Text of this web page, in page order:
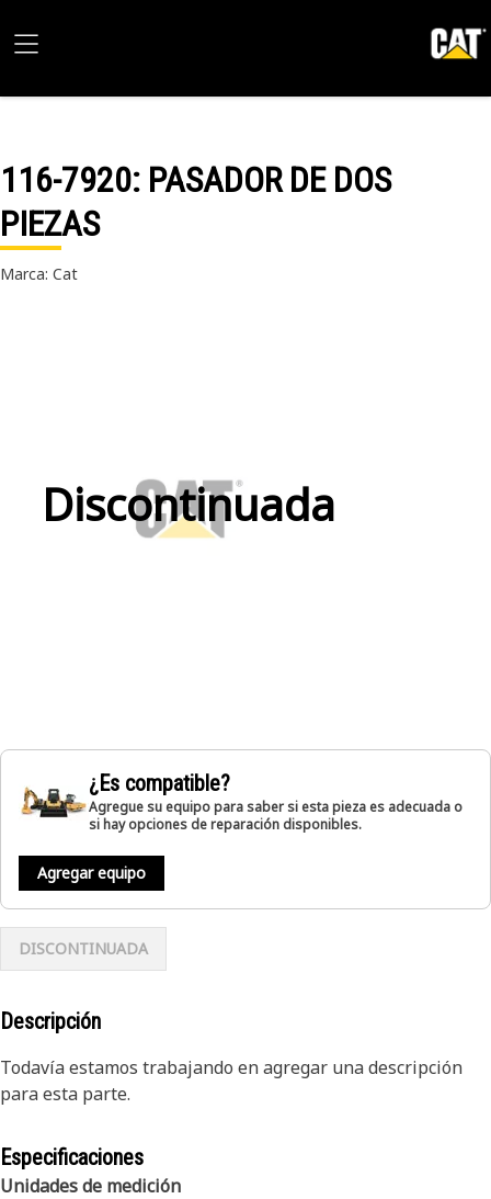
116-7920: PASADOR DE DOS
PIEZAS
Marca: Cat
Discontinuada
¿Es compatible?
Agregue su equipo para saber si esta pieza es adecuada o
si hay opciones de reparación disponibles.
Agregar equipo
DISCONTINUADA
Descripción
Todavía estamos trabajando en agregar una descripción
para esta parte.
Especificaciones
Unidades de medición